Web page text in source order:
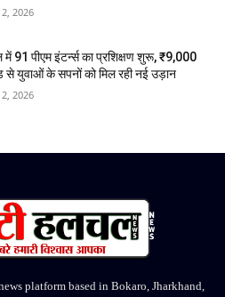
2026
में 91 पीएम इंटर्न्स का प्रशिक्षण शुरू, ₹9,000
से युवाओं के सपनों को मिल रही नई उड़ान
2026
platform based in Bokaro, Jharkhand,